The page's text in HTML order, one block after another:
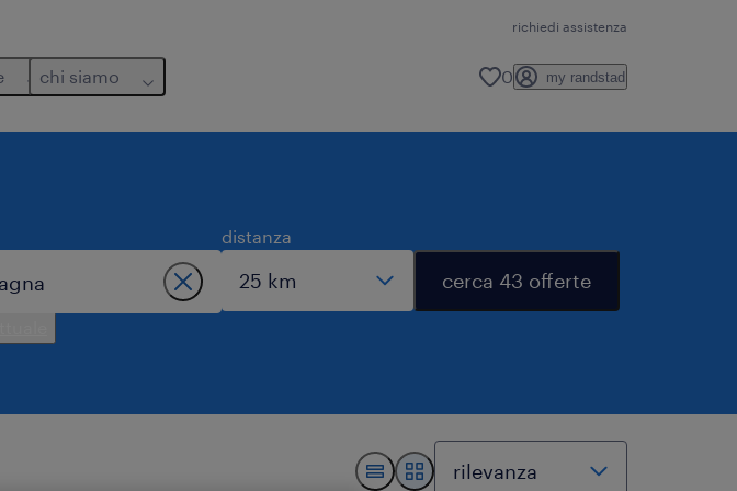
richiedi assistenza
chi siamo 0 my randstad
distanza
cerca 43 offerte